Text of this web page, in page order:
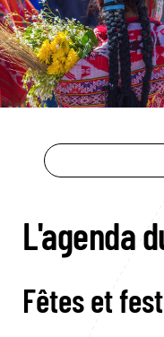
L'agenda
Fêtes et